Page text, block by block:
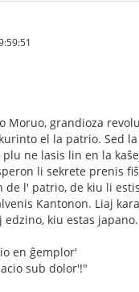
Moruo, grandioza
el la patrio. Sed
ne lasis lin en la
li sekrete prenis
de l' patrio, de kiu li
Kantonon. Liaj
edzino, kiu estas japano.
en ĝemplor'
sub dolor'!"